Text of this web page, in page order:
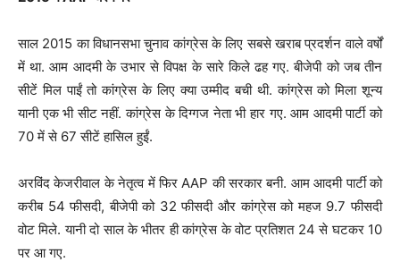
साल 2015 का विधानसभा चुनाव कांग्रेस के लिए सबसे खराब प्रदर्शन वाले वर्षों
में था. आम आदमी के उभार से विपक्ष के सारे किले ढह गए. बीजेपी को जब तीन
सीटें मिल पाईं तो कांग्रेस के लिए क्या उम्मीद बची थी. कांग्रेस को मिला शून्य
यानी एक भी सीट नहीं. कांग्रेस के दिग्गज नेता भी हार गए. आम आदमी पार्टी को
70 में से 67 सीटें हासिल हुईं.
अरविंद केजरीवाल के नेतृत्व में फिर AAP की सरकार बनी. आम आदमी पार्टी को
करीब 54 फीसदी, बीजेपी को 32 फीसदी और कांग्रेस को महज 9.7 फीसदी
वोट मिले. यानी दो साल के भीतर ही कांग्रेस के वोट प्रतिशत 24 से घटकर 10
पर आ गए.